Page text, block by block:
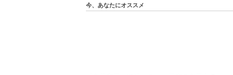
今、あなたにオススメ